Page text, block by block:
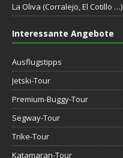
La Oliva (Corralejo, El Cotillo …)
Interessante Angebote
Ausflugstipps
Jetski-Tour
Premium-Buggy-Tour
Segway-Tour
Trike-Tour
Katamaran-Tour